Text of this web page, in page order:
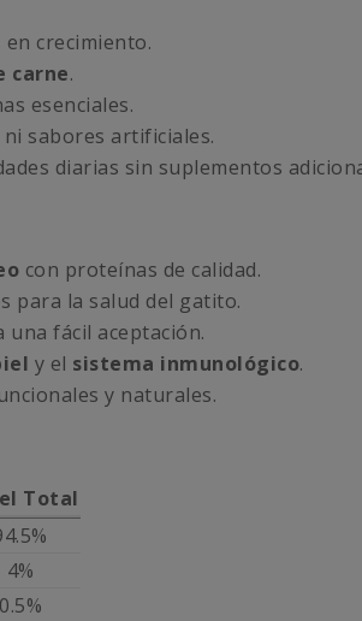
crecimiento.
carne.
esenciales.
sabores artificiales.
diarias sin suplementos
con proteínas de calidad.
para la salud del gatito.
fácil aceptación.
y el sistema inmunológico.
y naturales.
Total
4%
0.5%